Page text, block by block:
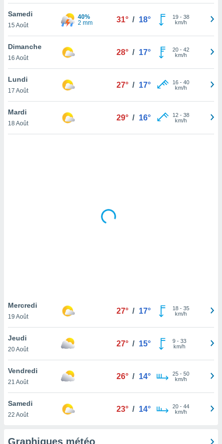
votre
à
en
le
notre
que
et que
Samedi
15 Août
40%
2 mm
31° / 18° 19- 38
km/h
Dimanche
16 Août
28° / 17° 20- 42
km/h
Lundi
17 Août
27° / 17° 16- 40
km/h
Mardi
18 Août
29° / 16° 12- 38
km/h
Mercredi
19 Août
27° / 17° 18- 35
km/h
Jeudi
20 Août
27° / 15° 9- 33
km/h
Vendredi
21 Août
26° / 14° 25- 50
km/h
Samedi
22 Août
23° / 14° 20- 44
km/h
Graphiques météo